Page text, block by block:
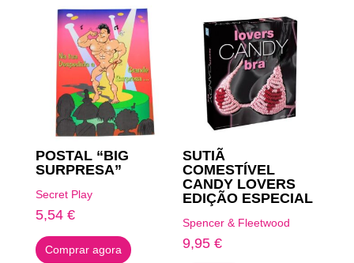
POSTAL “BIG
SURPRESA”
Secret Play
5,54 €
Comprar agora
SUTIÃ
COMESTÍVEL
CANDY LOVERS
EDIÇÃO ESPECIAL
Spencer & Fleetwood
9,95€